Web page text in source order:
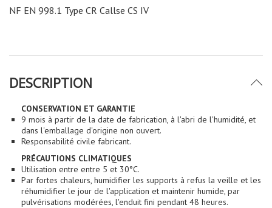
NF EN 998.1 Type CR Callse CS IV
DESCRIPTION
CONSERVATION ET GARANTIE
9 mois à partir de la date de fabrication, à l'abri de l'humidité, et
dans l'emballage d'origine non ouvert.
Responsabilité civile fabricant.
PRÉCAUTIONS CLIMATIQUES
Utilisation entre entre 5 et 30°C.
Par fortes chaleurs, humidifier les supports à refus la veille et les
réhumidifier le jour de l'application et maintenir humide, par
pulvérisations modérées, l'enduit fini pendant 48 heures.